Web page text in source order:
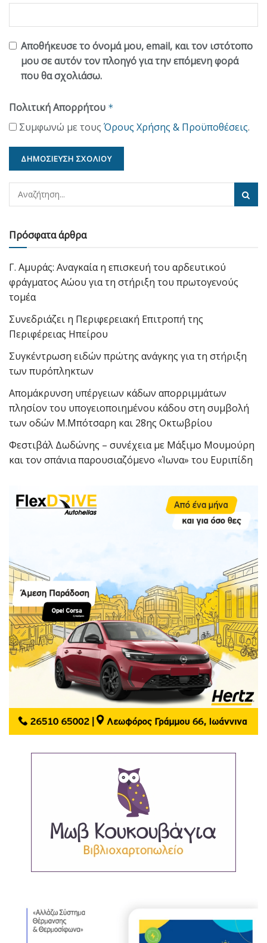
Αποθήκευσε το όνομά μου, email, και τον ιστότοπο
μου σε αυτόν τον πλοηγό για την επόμενη φορά
που θα σχολιάσω.
Πολιτική Απορρήτου *
Συμφωνώ με τους Όρους Χρήσης & Προϋποθέσεις.
Πρόσφατα άρθρα
Γ. Αμυράς: Αναγκαία η επισκευή του αρδευτικού
φράγματος Αώου για τη στήριξη του πρωτογενούς
τομέα
Συνεδριάζει η Περιφερειακή Επιτροπή της
Περιφέρειας Ηπείρου
Συγκέντρωση ειδών πρώτης ανάγκης για τη στήριξη
των πυρόπληκτων
Απομάκρυνση υπέργειων κάδων απορριμμάτων
πλησίον του υπογειοποιημένου κάδου στη συμβολή
των οδών Μ.Μπότσαρη και 28ης Οκτωβρίου
Φεστιβάλ Δωδώνης – συνέχεια με Μάξιμο Μουμούρη
και τον σπάνια παρουσιαζόμενο «Ίωνα» του Ευριπίδη